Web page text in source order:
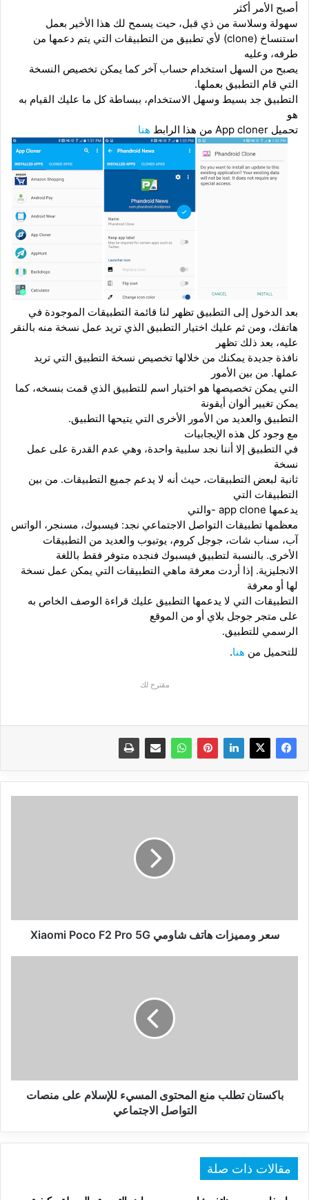
أصبح الأمر أكثر
سهولة وسلاسة من ذي قبل، حيت يسمح لك هذا الأخير بعمل
استنساخ (clone
) لأي تطبيق من التطبيقات التي يتم دعمها من
طرفه، وعليه
يصبح من السهل استخدام حساب آخر كما يمكن تخصيص النسخة
التي قام التطبيق بعملها.
التطبيق جد بسيط وسهل الاستخدام، ببساطة كل ما عليك القيام به
هو
تحميل App cloner من هذا الرابط هنا
بعد الدخول إلى التطبيق تظهر لنا قائمة التطبيقات الموجودة في
هاتفك، ومن ثم عليك اختيار التطبيق الذي تريد عمل نسخة منه بالنقر
عليه، بعد ذلك تظهر
نافذة جديدة يمكنك من خلالها تخصيص نسخة التطبيق التي تريد
عملها. من بين الأمور
التي يمكن تخصيصها هو اختيار اسم للتطبيق الذي قمت بنسخه، كما
يمكن تغيير ألوان أيقونة
التطبيق والعديد من الأمور الأخرى التي يتيحها التطبيق.
مع وجود كل هذه الإيجابيات
في التطبيق إلا أننا نجد سلبية واحدة، وهي عدم القدرة على عمل
نسخة
ثانية لبعض التطبيقات، حيث أنه لا يدعم جميع التطبيقات. من بين
التطبيقات التي
يدعمها app clone -والتي
معظمها تطبيقات التواصل الاجتماعي نجد: فيسبوك، مسنجر، الواتس
آب، سناب شات، جوجل كروم، يوتيوب والعديد من التطبيقات
الأخرى. بالنسبة لتطبيق فيسبوك فنجده متوفر فقط باللغة
الانجليزية. إذا أردت معرفة ماهي التطبيقات التي يمكن عمل نسخة
لها أو معرفة
التطبيقات التي لا يدعمها التطبيق عليك قراءة الوصف الخاص به
على متجر جوجل بلاي أو من الموقع
الرسمي للتطبيق.
للتحميل من هنا.
مقترح لك
5G
سعر ومميزات هاتف شاومي Xiaomi Poco F2 Pro 5G
التواصل
الاجتماعي
باكستان تطلب منع المحتوى المسيء للإسلام على منصات
التواصل الاجتماعي
مقالات ذات صلة